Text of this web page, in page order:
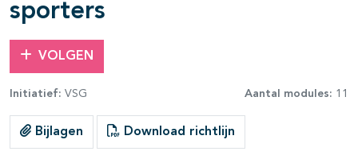
sporters
VOLGEN
Initiatief: VSG Aantal modules: 11
Bijlagen Download richtlijn